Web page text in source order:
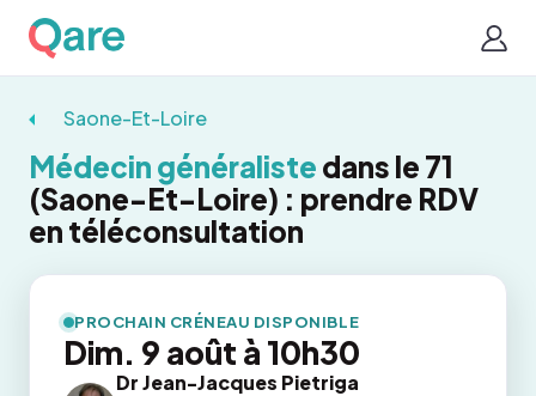
Saone-Et-Loire
Médecin généraliste dans le 71
(Saone-Et-Loire) : prendre RDV
en téléconsultation
PROCHAIN CRÉNEAU DISPONIBLE
Dim. 9 août à 10h30
Dr Jean-Jacques Pietriga